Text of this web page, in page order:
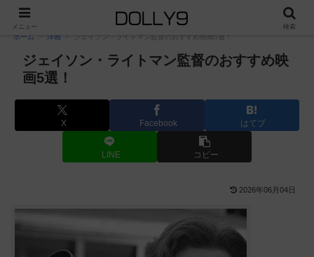
PR
ホーム 洋画 ジェイソン・ライトマン監督のおすすめ映画5選！
ジェイソン・ライトマン監督のおすすめ映
画5選！
X Facebook はてブ
LINE コピー
2026年06月04日
メニュー 検索